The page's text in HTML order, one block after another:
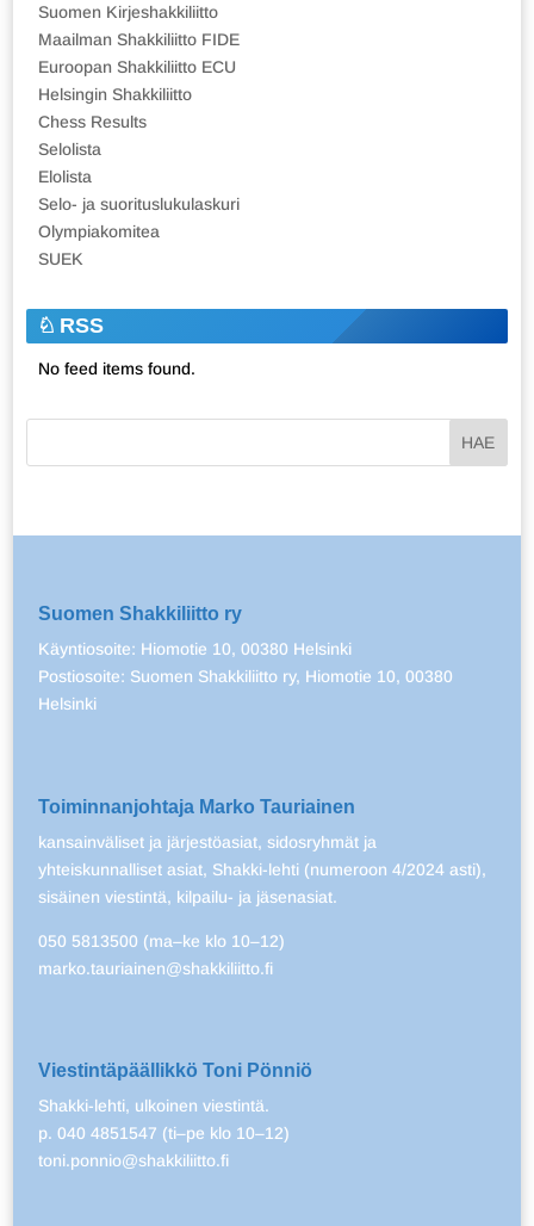
Suomen Kirjeshakkiliitto
Maailman Shakkiliitto FIDE
Euroopan Shakkiliitto ECU
Helsingin Shakkiliitto
Chess Results
Selolista
Elolista
Selo- ja suorituslukulaskuri
Olympiakomitea
SUEK
RSS
No feed items found.
Suomen Shakkiliitto ry
Käyntiosoite: Hiomotie 10, 00380 Helsinki
Postiosoite: Suomen Shakkiliitto ry, Hiomotie 10, 00380
Helsinki
Toiminnanjohtaja Marko Tauriainen
kansainväliset ja järjestöasiat, sidosryhmät ja
yhteiskunnalliset asiat, Shakki-lehti (numeroon 4/2024 asti),
sisäinen viestintä, kilpailu- ja jäsenasiat.
050 5813500 (ma–ke klo 10–12)
marko.tauriainen@shakkiliitto.fi
Viestintäpäällikkö Toni Pönniö
Shakki-lehti, ulkoinen viestintä.
p. 040 4851547 (ti–pe klo 10–12)
toni.ponnio@shakkiliitto.fi